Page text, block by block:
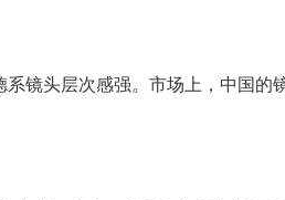
镜头层次感强。市场上，中国的